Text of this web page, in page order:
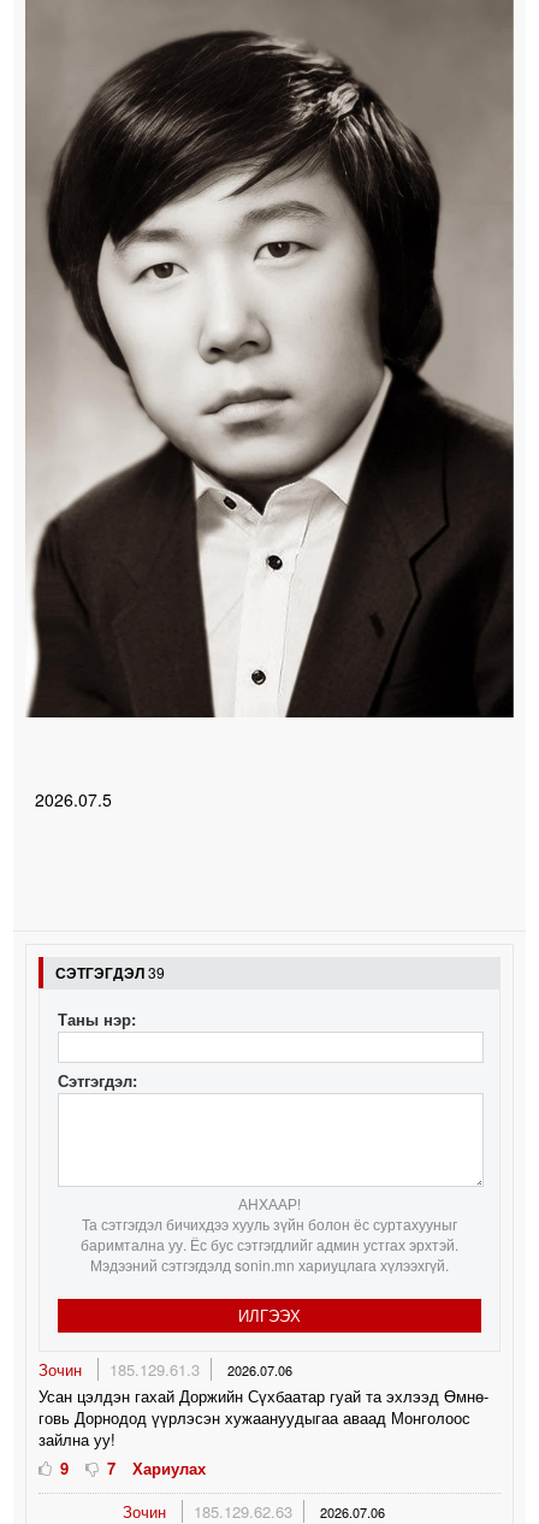
2026.07.5
СЭТГЭГДЭЛ39
Таны нэр:
Сэтгэгдэл:
АНХААР!
Та сэтгэгдэл бичихдээ хууль зүйн болон ёс суртахууныг
баримтална уу. Ёс бус сэтгэгдлийг админ устгах эрхтэй.
Мэдээний сэтгэгдэлд sonin.mn хариуцлага хүлээхгүй.
ИЛГЭЭХ
Зочин 185.129.61.3 2026.07.06
Усан цэлдэн гахай Доржийн Сүхбаатар гуай та эхлээд Өмнө-
говь Дорнодод үүрлэсэн хужаануудыгаа аваад Монголоос
зайлна уу!
9
7
Хариулах
Зочин
185.129.62.63 2026.07.06